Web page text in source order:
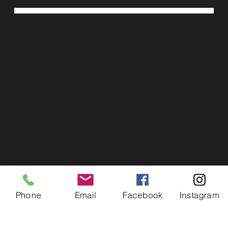
Phone Email Facebook Instagram